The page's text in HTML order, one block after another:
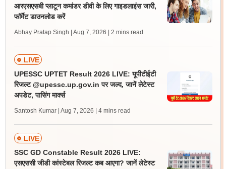
आरएसएसबी प्लाटून कमांडर डीवी के लिए गाइडलाइंस जारी,
फॉर्मेट डाउनलोड करें
Abhay Pratap Singh | Aug 7, 2026 | 2 mins read
LIVE
UPESSC UPTET Result 2026 LIVE: यूपीटीईटी
रिजल्ट @upessc.up.gov.in पर जल्द, जानें लेटेस्ट
अपडेट, पासिंग मार्क्स
Santosh Kumar | Aug 7, 2026 | 4 mins read
LIVE
SSC GD Constable Result 2026 LIVE:
एसएससी जीडी कांस्टेबल रिजल्ट कब आएगा? जानें लेटेस्ट